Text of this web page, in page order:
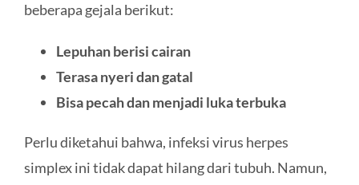
beberapa gejala berikut:
Lepuhan berisi cairan
Terasa nyeri dan gatal
Bisa pecah dan menjadi luka terbuka
Perlu diketahui bahwa, infeksi virus herpes
simplex ini tidak dapat hilang dari tubuh. Namun,